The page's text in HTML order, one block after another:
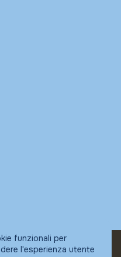
funzionali per
l'esperienza utente